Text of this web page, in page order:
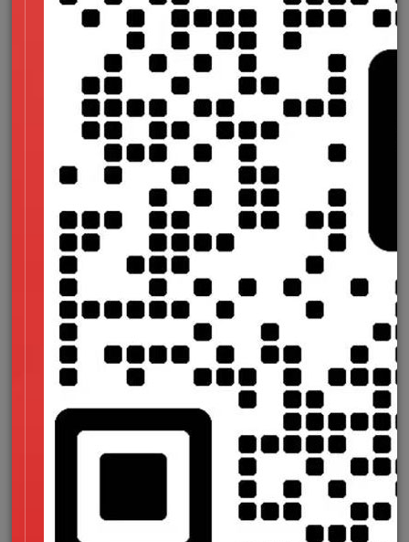
每个人都有一场爱恋，
用心、用情、用力，感动也感伤。
我把最炙热的心情 藏在那里。
你不懂我，我不怪你。
每个人都有一行眼泪，
喝下的冰冷的水，酝酿成的热泪。
我把最心酸的委屈汇在那里。
你不懂我，我不怪你。
每个人都有一段告白，
忐忑、不安，却饱含真心和勇气。
我把最抒情的语言用在那里。
你不懂我，我不怪你。
你永远 也看不见我 最爱你的时候，
因为我只有在看不见你的时候，才最爱你。
同样，你永远也看不见我最寂寞的时候，
因为我只有在你看不见我的时候，我才最寂寞。
从阴雨走到艳阳，